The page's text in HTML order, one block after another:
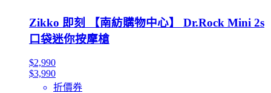
Zikko 即刻 【南紡購物中心】 Dr.Rock Mini 2s
口袋迷你按摩槍
$2,990
$3,990
折價券